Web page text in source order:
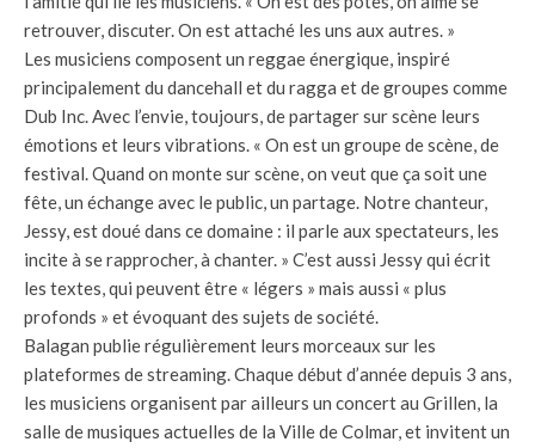
retrouver, discuter. On est attaché les uns aux autres. »
Les musiciens composent un reggae énergique, inspiré
principalement du dancehall et du ragga et de groupes comme
Dub Inc. Avec l’envie, toujours, de partager sur scène leurs
émotions et leurs vibrations. « On est un groupe de scène, de
festival. Quand on monte sur scène, on veut que ça soit une
fête, un échange avec le public, un partage. Notre chanteur,
Jessy, est doué dans ce domaine : il parle aux spectateurs, les
incite à se rapprocher, à chanter. » C’est aussi Jessy qui écrit
les textes, qui peuvent être « légers » mais aussi « plus
profonds » et évoquant des sujets de société.
Balagan publie régulièrement leurs morceaux sur les
plateformes de streaming. Chaque début d’année depuis 3 ans,
les musiciens organisent par ailleurs un concert au Grillen, la
salle de musiques actuelles de la Ville de Colmar, et invitent un